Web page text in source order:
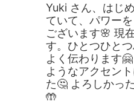
Yuki さん、はじ
ていて、パワー
ございます🌸 現
す。ひとつひと
よく伝わります
ようなアクセン
た🤔 よろしかっ
🤲